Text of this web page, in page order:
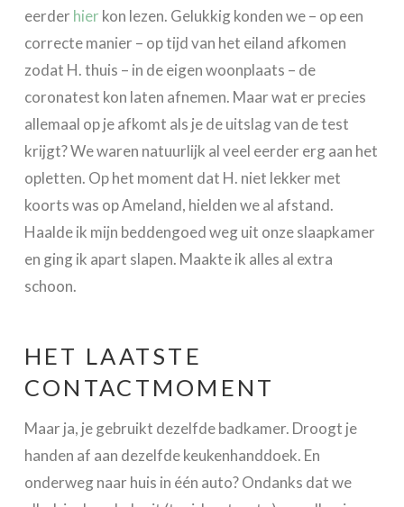
eerder hier kon lezen. Gelukkig konden we – op een
correcte manier – op tijd van het eiland afkomen
zodat H. thuis – in de eigen woonplaats – de
coronatest kon laten afnemen. Maar wat er precies
allemaal op je afkomt als je de uitslag van de test
krijgt? We waren natuurlijk al veel eerder erg aan het
opletten. Op het moment dat H. niet lekker met
koorts was op Ameland, hielden we al afstand.
Haalde ik mijn beddengoed weg uit onze slaapkamer
en ging ik apart slapen. Maakte ik alles al extra
schoon.
HET LAATSTE
CONTACTMOMENT
Maar ja, je gebruikt dezelfde badkamer. Droogt je
handen af aan dezelfde keukenhanddoek. En
onderweg naar huis in één auto? Ondanks dat we